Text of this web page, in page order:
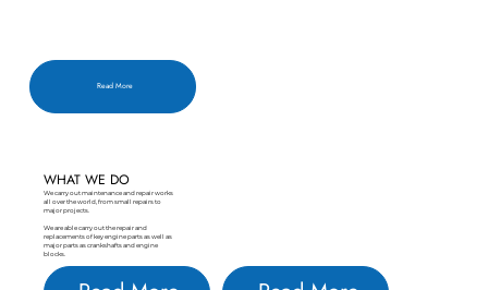
Read More
WHAT WE DO
We carry out maintenance and repair works
all over the world, from small repairs to
major projects.
We are able carry out the repair and
replacements of key engine parts as well as
major parts as crankshafts and engine
blocks.